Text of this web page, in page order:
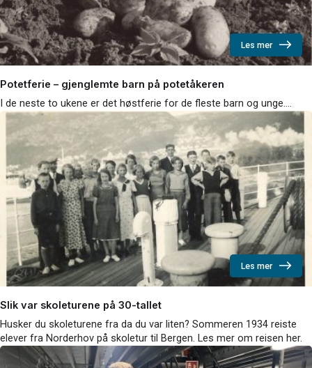
Les mer
Potetferie – gjenglemte barn på potetåkeren
I de neste to ukene er det høstferie for de fleste barn og unge.…
Les mer
Slik var skoleturene på 30-tallet
Husker du skoleturene fra da du var liten? Sommeren 1934 reiste
elever fra Norderhov på skoletur til Bergen. Les mer om reisen her.